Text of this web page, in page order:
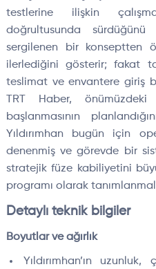
testlerine ilişkin
doğrultusunda
sergilenen bir konseptten
ilerlediğini gösterir; fakat
teslimat ve envantere giriş
TRT Haber,
başlanmasının
Yıldırımhan bugün için
denenmiş ve görevde bir
stratejik füze kabiliyetini
programı olarak
Detaylı teknik bilgiler
Boyutlar ve ağırlık
Yıldırımhan’ın